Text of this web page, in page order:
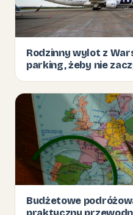
Rodzinny wylot z
parking, żeby nie
Budżetowe
praktyczny